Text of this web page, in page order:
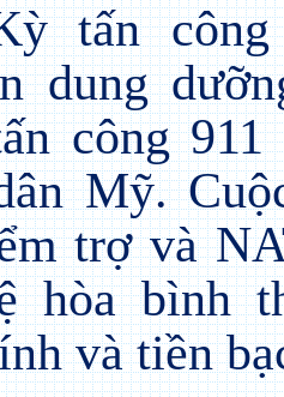
tấn
dung
công
Mỹ.
trợ và
hòa bình
và tiền